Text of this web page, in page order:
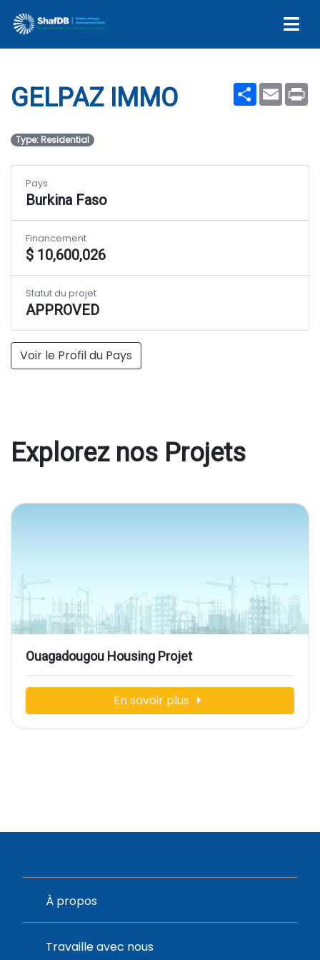
GELPAZ IMMO
ShareEmail
GELPAZ IMMO
Type: Residential
Voir le Profil du Pays
Pays
Burkina Faso
Financement
$ 10,600,026
Statut du projet
APPROVED
Explorez nos Projets
Ouagadougou Housing Projet
En savoir plus
À propos
Travaille avec nous